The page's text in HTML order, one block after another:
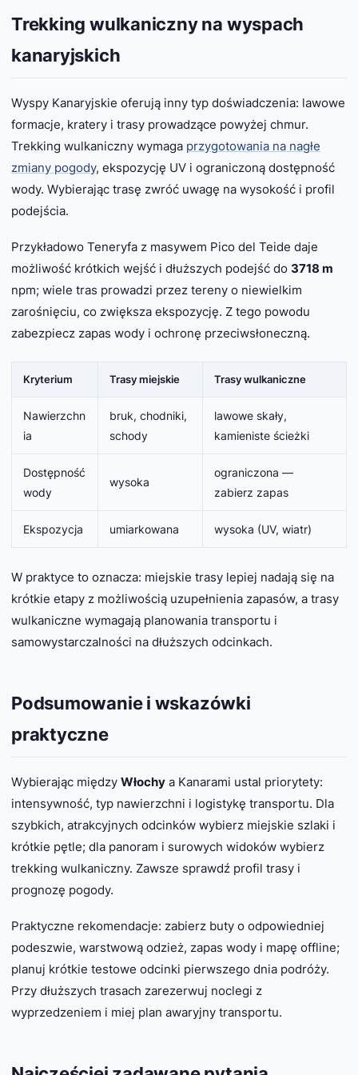
Trekking wulkaniczny na wyspach
kanaryjskich
Wyspy Kanaryjskie oferują inny typ doświadczenia: lawowe
formacje, kratery i trasy prowadzące powyżej chmur.
Trekking wulkaniczny wymaga przygotowania na nagłe
zmiany pogody, ekspozycję UV i ograniczoną dostępność
wody. Wybierając trasę zwróć uwagę na wysokość i profil
podejścia.
Przykładowo Teneryfa z masywem Pico del Teide daje
możliwość krótkich wejść i dłuższych podejść do 3718 m
npm; wiele tras prowadzi przez tereny o niewielkim
zarośnięciu, co zwiększa ekspozycję. Z tego powodu
zabezpiecz zapas wody i ochronę przeciwsłoneczną.
Kryterium Trasy miejskie Trasy wulkaniczne
Nawierzchn
ia
bruk, chodniki,
schody
lawowe skały,
kamieniste ścieżki
Dostępność
wody
wysoka
ograniczona —
zabierz zapas
Ekspozycja umiarkowana wysoka (UV, wiatr)
W praktyce to oznacza: miejskie trasy lepiej nadają się na
krótkie etapy z możliwością uzupełnienia zapasów, a trasy
wulkaniczne wymagają planowania transportu i
samowystarczalności na dłuższych odcinkach.
Podsumowanie i wskazówki
praktyczne
Wybierając między Włochy a Kanarami ustal priorytety:
intensywność, typ nawierzchni i logistykę transportu. Dla
szybkich, atrakcyjnych odcinków wybierz miejskie szlaki i
krótkie pętle; dla panoram i surowych widoków wybierz
trekking wulkaniczny. Zawsze sprawdź profil trasy i
prognozę pogody.
Praktyczne rekomendacje: zabierz buty o odpowiedniej
podeszwie, warstwową odzież, zapas wody i mapę offline;
planuj krótkie testowe odcinki pierwszego dnia podróży.
Przy dłuższych trasach zarezerwuj noclegi z
wyprzedzeniem i miej plan awaryjny transportu.